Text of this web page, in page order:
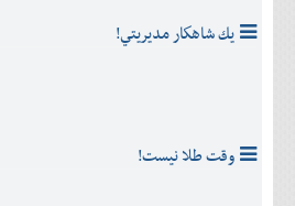
يك شاهكار مديريتي!
وقت طلا نيست!